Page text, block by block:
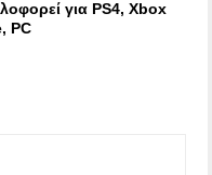
για PS4, Xbox
PC